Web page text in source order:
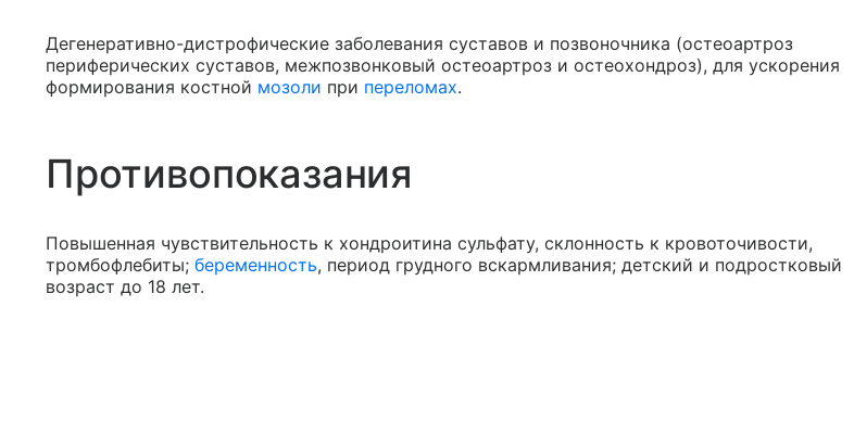
Дегенеративно-дистрофические заболевания суставов и позвоночника (остеоартроз
периферических суставов, межпозвонковый остеоартроз и остеохондроз), для ускорения
формирования костной мозоли при переломах.
Противопоказания
Повышенная чувствительность к хондроитина сульфату, склонность к кровоточивости,
тромбофлебиты; беременность, период грудного вскармливания; детский и подростковый
возраст до 18 лет.